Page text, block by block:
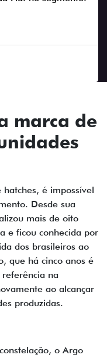
marca de
é impossível
Desde sua
mais de oito
e ficou conhecida por
dos brasileiros ao
que há cinco anos é
na
ao alcançar
produzidas.
o Argo